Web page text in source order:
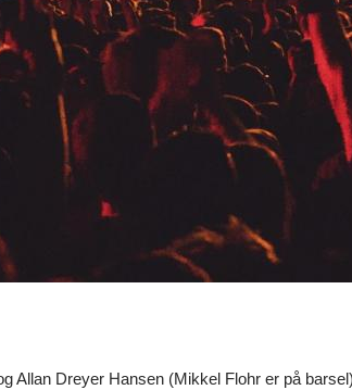
Allan Dreyer Hansen (Mikkel Flohr er på